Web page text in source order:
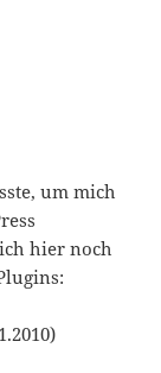
um mich
hier noch